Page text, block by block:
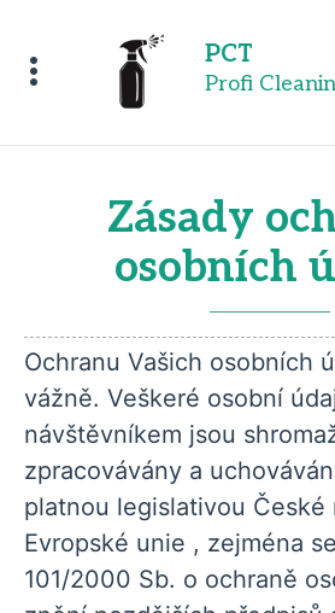
PCT
Profi
Zásady
osobních
Ochranu Vašich osobních
vážně. Veškeré osobní
návštěvníkem jsou
zpracovávány a
platnou legislativou České
Evropské unie , zejména
101/2000 Sb. o ochraně